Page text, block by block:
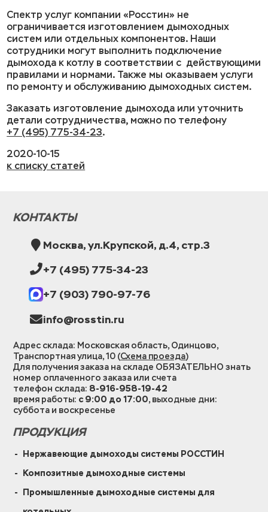
Спектр услуг компании «Росстин» не
ограничивается изготовлением дымоходных
систем или отдельных компонентов. Наши
сотрудники могут выполнить подключение
дымохода к котлу в соответствии с действующими
правилами и нормами. Также мы оказываем услуги
по ремонту и обслуживанию дымоходных систем.
Заказать изготовление дымохода или уточнить
детали сотрудничества, можно по телефону
+7 (495) 775-34-23.
2020-10-15
к списку статей
КОНТАКТЫ
Москва, ул.Крупской, д.4, стр.3
+7 (495) 775-34-23
+7 (903) 790-97-76
info@rosstin.ru
Адрес склада: Московская область, Одинцово,
Транспортная улица, 10 (Схема проезда)
Для получения заказа на складе ОБЯЗАТЕЛЬНО знать
номер оплаченного заказа или счета
телефон склада: 8-916-958-19-42
время работы: с 9:00 до 17:00, выходные дни:
суббота и воскресенье
ПРОДУКЦИЯ
Нержавеющие дымоходы системы РОССТИН
Композитные дымоходные системы
Промышленные дымоходные системы для